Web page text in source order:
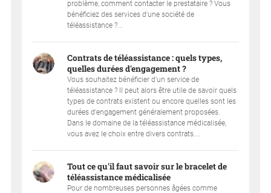
problème, comment contacter le prestataire ? Vous
bénéficiez des services d'une société de
téléassistance ?...
Contrats de téléassistance : quels types,
quelles durées d'engagement ?
Vous souhaitez bénéficier d'un service de
téléassistance ? Il peut alors être utile de savoir quels
types de contrats existent ou encore quelles sont les
durées d'engagement généralement proposées.
Dans le domaine de la téléassistance médicalisée,
vous avez le choix entre divers contrats....
Tout ce qu'il faut savoir sur le bracelet de
téléassistance médicalisée
Pour de nombreuses personnes âgées comme